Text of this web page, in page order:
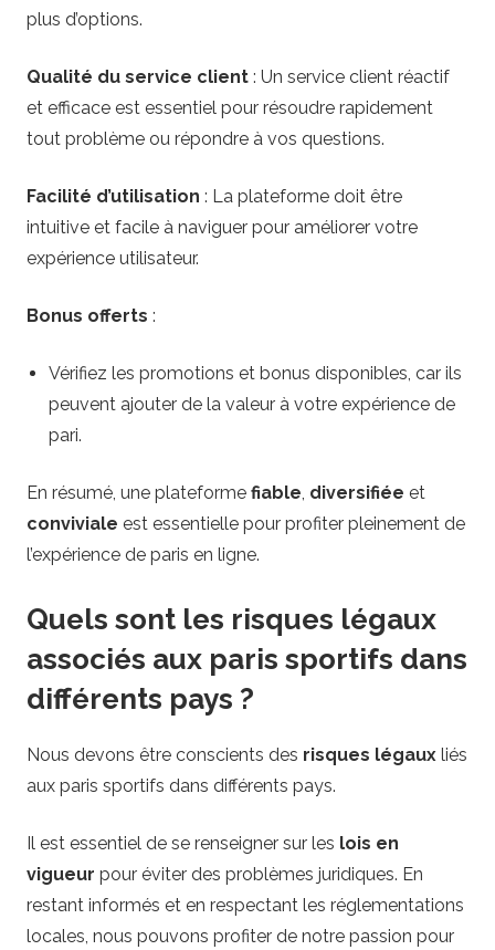
plus d’options.
Qualité du service client : Un service client réactif
et efficace est essentiel pour résoudre rapidement
tout problème ou répondre à vos questions.
Facilité d’utilisation : La plateforme doit être
intuitive et facile à naviguer pour améliorer votre
expérience utilisateur.
Bonus offerts :
Vérifiez les promotions et bonus disponibles, car ils
peuvent ajouter de la valeur à votre expérience de
pari.
En résumé, une plateforme fiable diversifiée et
conviviale est essentielle pour profiter pleinement de
l’expérience de paris en ligne.
Quels sont les risques légaux
associés aux paris sportifs dans
différents pays ?
Nous devons être conscients des risques légaux liés
aux paris sportifs dans différents pays.
Il est essentiel de se renseigner sur les lois en
vigueur pour éviter des problèmes juridiques. En
restant informés et en respectant les réglementations
locales, nous pouvons profiter de notre passion pour